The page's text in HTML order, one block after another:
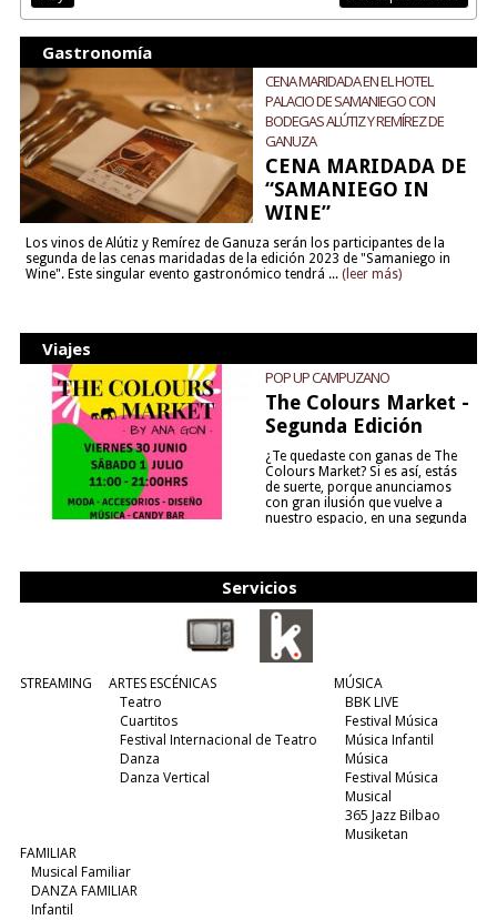
Gastronomía
CENA MARIDADA EN EL HOTEL
PALACIO DE SAMANIEGO CON
BODEGAS ALÚTIZ Y REMÍREZ DE
GANUZA
CENA MARIDADA DE
“SAMANIEGO IN
WINE”
Los vinos de Alútiz y Remírez de Ganuza serán los participantes de la
segunda de las cenas maridadas de la edición 2023 de "Samaniego in
Wine". Este singular evento gastronómico tendrá ... (leer más)
Viajes
POP UP CAMPUZANO
The Colours Market -
Segunda Edición
¿Te quedaste con ganas de The
Colours Market? Si es así, estás
de suerte, porque anunciamos
con gran ilusión que vuelve a
nuestro espacio, en una segunda
Servicios
STREAMING
ARTES ESCÉNICAS
Teatro
Cuartitos
Festival Internacional de Teatro
Danza
Danza Vertical
MÚSICA
BBK LIVE
Festival Música
Música Infantil
Música
Festival Música
Musical
365 Jazz Bilbao
Musiketan
FAMILIAR
Musical Familiar
DANZA FAMILIAR
Infantil